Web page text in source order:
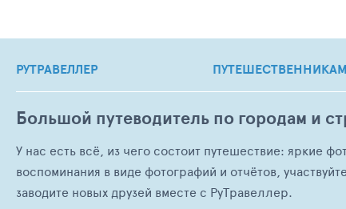
РУТРАВЕЛЛЕР ПУТЕШЕСТВЕННИКАМ
Большой путеводитель по городам и
У нас есть всё, из чего состоит путешествие: яркие
воспоминания в виде фотографий и отчётов,
заводите новых друзей вместе с РуТравеллер.